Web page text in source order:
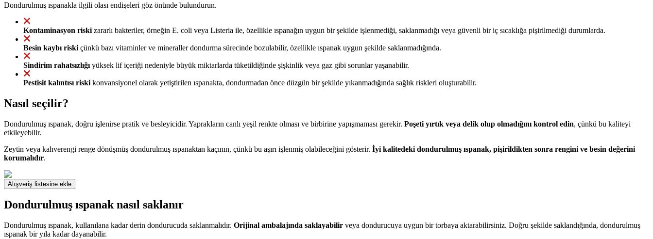
Dondurulmuş ıspanakla ilgili olası endişeleri göz önünde bulundurun.
Kontaminasyon riski zararlı bakteriler, örneğin E. coli veya Listeria ile, özellikle ıspanağın uygun bir şekilde işlenmediği, saklanmadığı veya güvenli bir iç sıcaklığa pişirilmediği durumlarda.
Besin kaybı riski çünkü bazı vitaminler ve mineraller dondurma sürecinde bozulabilir, özellikle ıspanak uygun şekilde saklanmadığında.
Sindirim rahatsızlığı yüksek lif içeriği nedeniyle büyük miktarlarda tüketildiğinde şişkinlik veya gaz gibi sorunlar yaşanabilir.
Pestisit kalıntısı riski konvansiyonel olarak yetiştirilen ıspanakta, dondurmadan önce düzgün bir şekilde yıkanmadığında sağlık riskleri oluşturabilir.
Nasıl seçilir?
Dondurulmuş ıspanak, doğru işlenirse pratik ve besleyicidir. Yaprakların canlı yeşil renkte olması ve birbirine yapışmaması gerekir. Poşeti yırtık veya delik olup olmadığını kontrol edin, çünkü bu kaliteyi
etkileyebilir.
Zeytin veya kahverengi renge dönüşmüş dondurulmuş ıspanaktan kaçının, çünkü bu aşırı işlenmiş olabileceğini gösterir. İyi kalitedeki dondurulmuş ıspanak, pişirildikten sonra rengini ve besin değerini
korumalıdır.
Alışveriş listesine ekle
Dondurulmuş ıspanak nasıl saklanır
Dondurulmuş ıspanak, kullanılana kadar derin dondurucuda saklanmalıdır. Orijinal ambalajında saklayabilir veya dondurucuya uygun bir torbaya aktarabilirsiniz. Doğru şekilde saklandığında, dondurulmuş
ıspanak bir yıla kadar dayanabilir.